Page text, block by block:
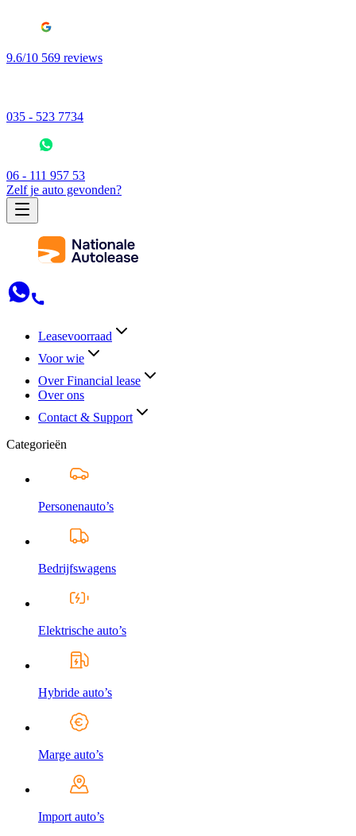
9.6/10 569 reviews
035 - 523 7734
06 - 111 957 53
Zelf je auto gevonden?
Leasevoorraad
Voor wie
Over Financial lease
Over ons
Contact & Support
Categorieën
Personenauto’s
Bedrijfswagens
Elektrische auto’s
Hybride auto’s
Marge auto’s
Import auto’s